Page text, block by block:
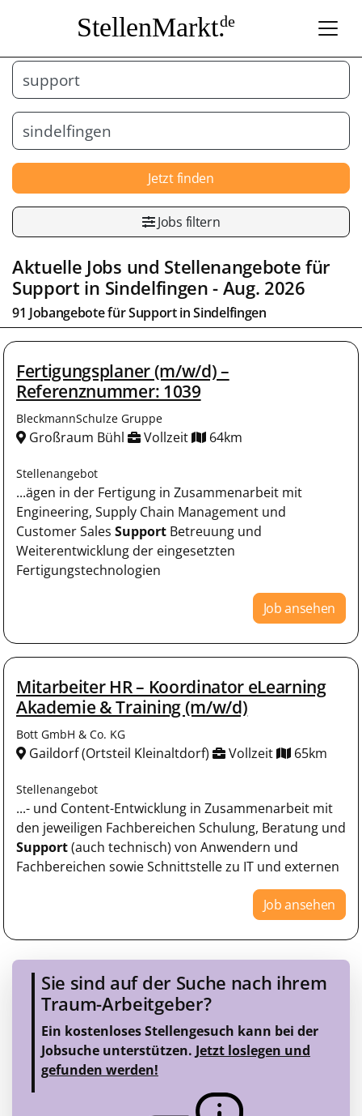
StellenMarkt.de
Jetzt finden
Jobs filtern
Aktuelle Jobs und Stellenangebote für
Support in Sindelfingen- Aug. 2026
91 Jobangebote fürSupportinSindelfingen
Fertigungsplaner (m/w/d) –
Referenznummer: 1039
BleckmannSchulze Gruppe
Großraum Bühl Vollzeit 64km
Stellenangebot
...ägen in der Fertigung in Zusammenarbeit mit
Engineering, Supply Chain Management und
Customer Sales Support Betreuung und
Weiterentwicklung der eingesetzten
Fertigungstechnologien
Job ansehen
Mitarbeiter HR – Koordinator eLearning
Akademie & Training (m/w/d)
Bott GmbH & Co. KG
Gaildorf (Ortsteil Kleinaltdorf) Vollzeit 65km
Stellenangebot
...- und Content-Entwicklung in Zusammenarbeit mit
den jeweiligen Fachbereichen Schulung, Beratung und
Support(auch technisch) von Anwendern und
Fachbereichen sowie Schnittstelle zu IT und externen
Job ansehen
Sie sind auf der Suche nach ihrem
Traum-Arbeitgeber?
Ein kostenloses Stellengesuch kann bei der
Jobsuche unterstützen. Jetzt loslegen und
gefunden werden!